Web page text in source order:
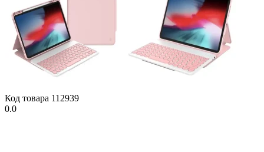
Код товара 112939
0.0